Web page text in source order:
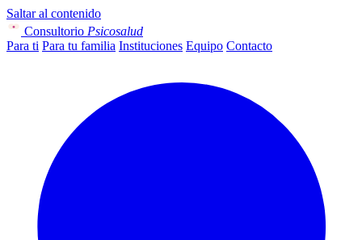
Saltar al contenido
Consultorio Psicosalud
Para ti Para tu familia Instituciones Equipo Contacto